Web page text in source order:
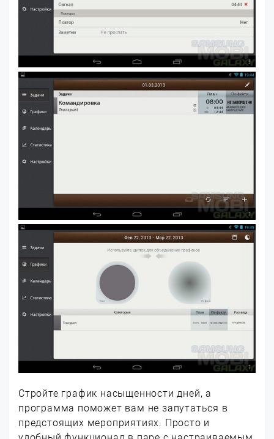
Стройте график насыщенности дней, а
программа поможет вам не запутаться в
предстоящих мероприятиях. Просто и